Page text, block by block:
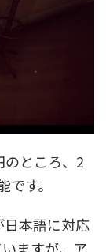
のところ、2
す。
本語に対応